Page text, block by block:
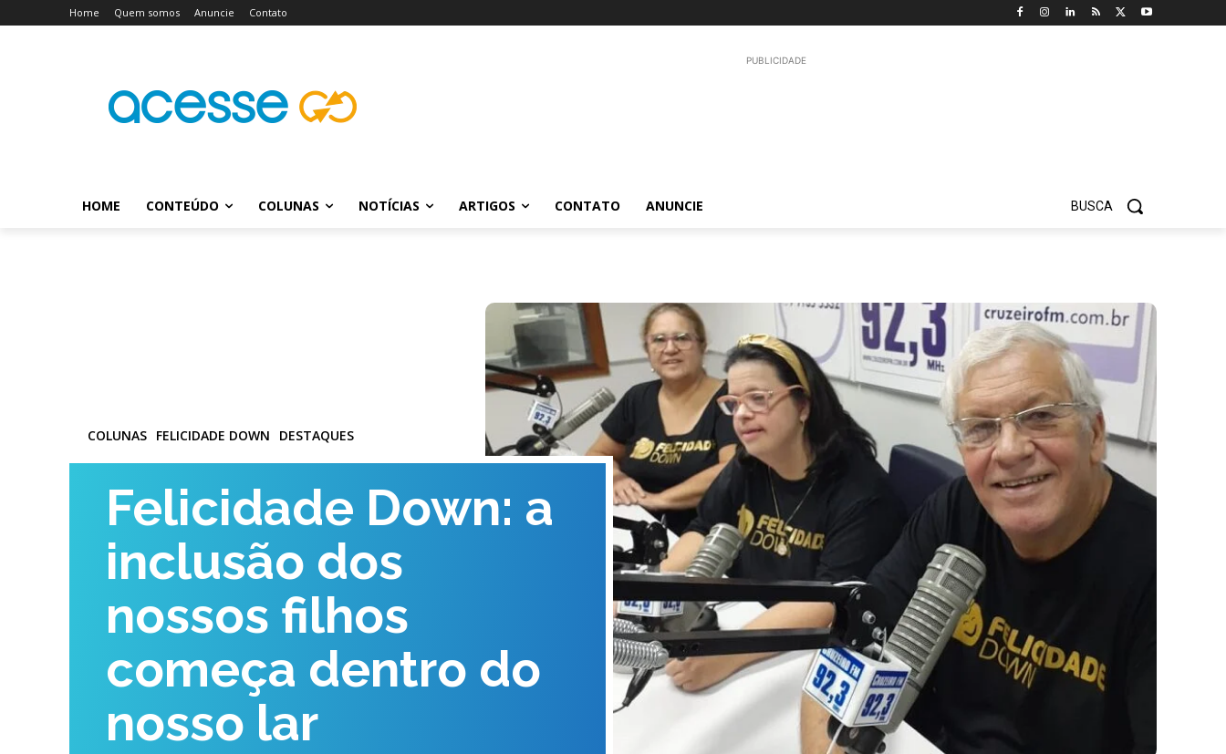
Home Quem somos Anuncie Contato
PUBLICIDADE
HOME CONTEÚDO COLUNAS NOTÍCIAS ARTIGOS CONTATO ANUNCIE BUSCA
COLUNAS FELICIDADE DOWN DESTAQUES
Felicidade Down: a
inclusão dos
nossos filhos
começa dentro do
nosso lar